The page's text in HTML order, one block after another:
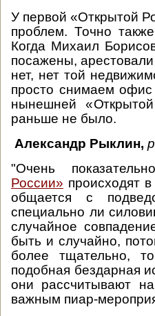
У первой «Открытой
проблем. Точно
Когда Михаил
посажены,
нет, нет той
просто снимаем
нынешней
раньше не было.
Александр Рыклин,
"Очень
России» происходят
общается с
специально ли
случайное
быть и случайно,
более тщательно,
подобная бездарная
они рассчитывают
важным пиар-